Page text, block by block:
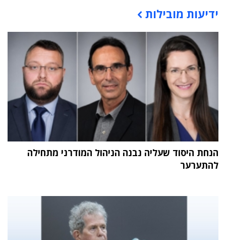
תוכן פרסומי
ידיעות מובילות
הנחת היסוד שעליה נבנה הניהול המודרני מתחילה
להתערער